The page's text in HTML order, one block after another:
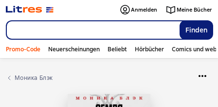
Finden
Anmelden Meine Bücher
Promo-Code Neuerscheinungen Beliebt Hörbücher Comics und
Моника Блэк